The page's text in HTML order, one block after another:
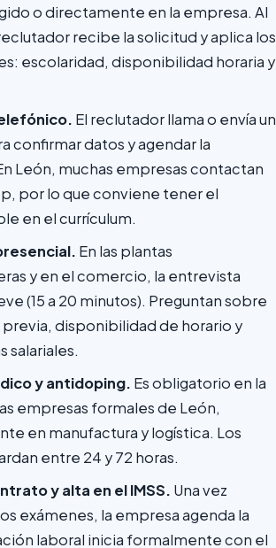
o directamente en la empresa. Al
recibe la solicitud y aplica los
escolaridad, disponibilidad horaria y
El reclutador llama o envía un
confirmar datos y agendar la
León, muchas empresas contactan
por lo que conviene tener el
en el currículum.
En las plantas
y en el comercio, la entrevista
(15 a 20 minutos). Preguntan sobre
disponibilidad de horario y
salariales.
y antidoping. Es obligatorio en la
empresas formales de León,
en manufactura y logística. Los
entre 24 y 72 horas.
y alta en el IMSS. Una vez
exámenes, la empresa agenda la
laboral inicia formalmente con el